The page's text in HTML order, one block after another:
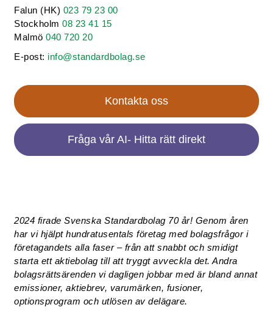
Falun (HK) 023 79 23 00
Stockholm08 23 41 15
Malmö040 720 20
E-post: info@standardbolag.se
Kontakta oss
Fråga vår AI- Hitta rätt direkt
2024 firade Svenska Standardbolag 70 år! Genom åren
har vi hjälpt hundratusentals företag med bolagsfrågor i
företagandets alla faser – från att snabbt och smidigt
starta ett aktiebolag till att tryggt avveckla det. Andra
bolagsrättsärenden vi dagligen jobbar med är bland annat
emissioner, aktiebrev, varumärken, fusioner,
optionsprogram och utlösen av delägare.